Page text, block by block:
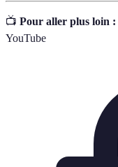
📺 Pour aller plus loin :
YouTube